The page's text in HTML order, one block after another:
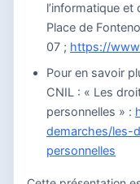
l’informatique
Place de
07 ; https://
Pour en savoir
CNIL : « Les
personnelles » :
demarches/les-
personnelles